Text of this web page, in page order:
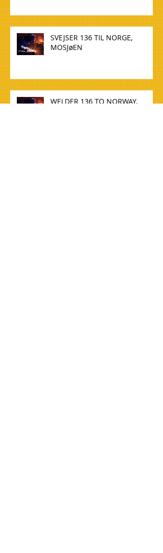
SVEJSER 136 TIL NORGE,
MOSJøEN
WELDER 136 TO NORWAY,